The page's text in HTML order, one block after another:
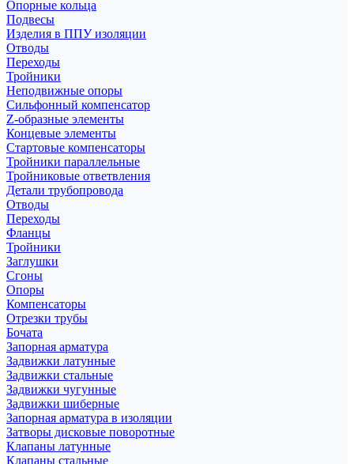
Опорные кольца
Подвесы
Изделия в ППУ изоляции
Отводы
Переходы
Тройники
Неподвижные опоры
Cильфонный компенсатор
Z-образные элементы
Концевые элементы
Стартовые компенсаторы
Тройники параллельные
Тройниковые ответвления
Детали трубопровода
Отводы
Переходы
Фланцы
Тройники
Заглушки
Сгоны
Опоры
Компенсаторы
Отрезки трубы
Бочата
Запорная арматура
Задвижки латунные
Задвижки стальные
Задвижки чугунные
Задвижки шиберные
Запорная арматура в изоляции
Затворы дисковые поворотные
Клапаны латунные
Клапаны стальные